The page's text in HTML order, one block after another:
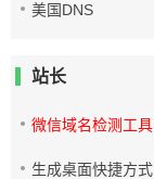
美国DNS
站长
微信域名检测工具
生成桌面快捷方式